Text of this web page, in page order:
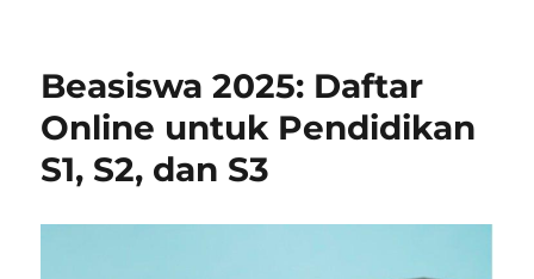
Beasiswa 2025: Daftar
Online untuk Pendidikan
S1, S2, dan S3